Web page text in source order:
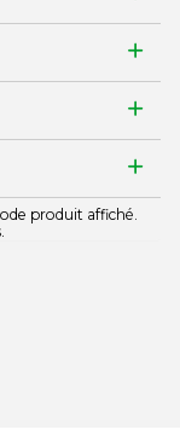
produit affiché.